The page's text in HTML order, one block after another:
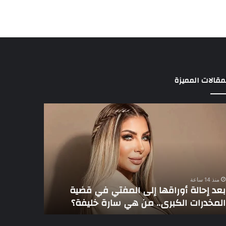
المميزة
منذ 14 ساعة
بعد إحالة أوراقها إلى المفتي في قضية
المخدرات الكبرى.. من هي سارة خليفة؟